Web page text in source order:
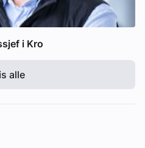
i Kro
alle